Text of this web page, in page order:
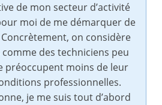
de mon secteur d’activité
moi de me démarquer de
on considère
des techniciens peu
préoccupent moins de leur
professionnelles.
je me suis tout d’abord